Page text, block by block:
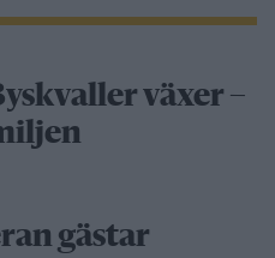
växer –
gästar